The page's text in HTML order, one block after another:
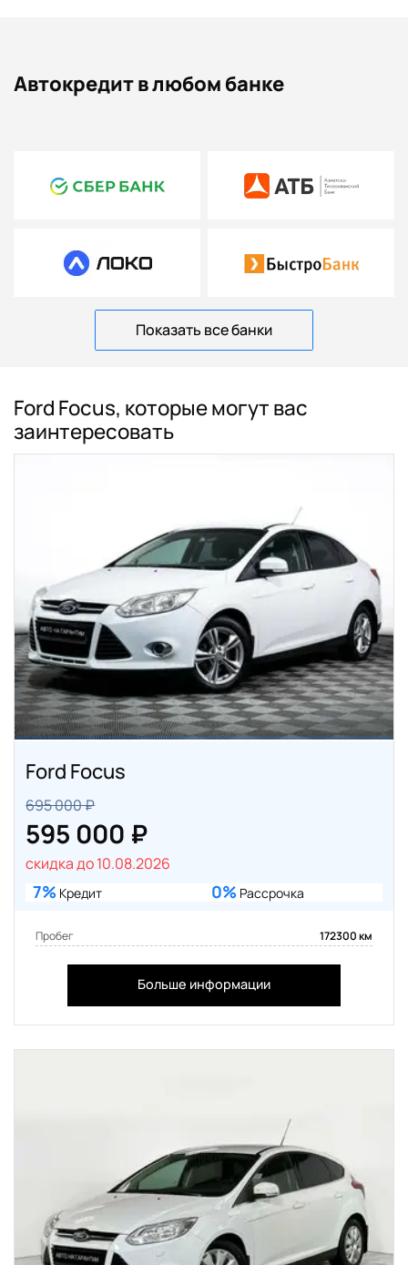
Автокредит в любом банке
Показать все банки
Ford Focus, которые могут вас
заинтересовать
Ford Focus
695 000 ₽
595 000 ₽
скидка до 10.08.2026
7% Кредит 0% Рассрочка
Пробег 172300 км
Больше информации